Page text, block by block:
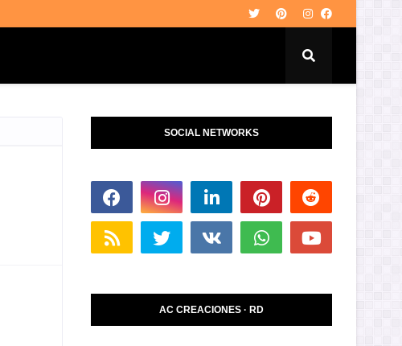
SOCIAL NETWORKS
AC CREACIONES · RD